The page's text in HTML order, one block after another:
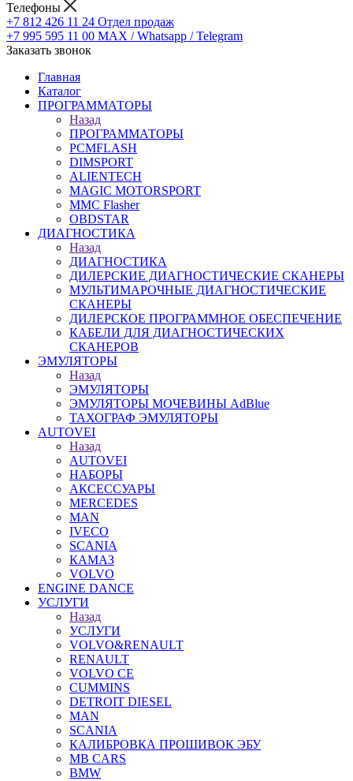
Телефоны
+7 812 426 11 24 Отдел продаж
+7 995 595 11 00 MAX / Whatsapp / Telegram
Заказать звонок
Главная
Каталог
ПРОГРАММАТОРЫ
Назад
ПРОГРАММАТОРЫ
PCMFLASH
DIMSPORT
ALIENTECH
MAGIC MOTORSPORT
MMC Flasher
OBDSTAR
ДИАГНОСТИКА
Назад
ДИАГНОСТИКА
ДИЛЕРСКИЕ ДИАГНОСТИЧЕСКИЕ СКАНЕРЫ
МУЛЬТИМАРОЧНЫЕ ДИАГНОСТИЧЕСКИЕ
СКАНЕРЫ
ДИЛЕРСКОЕ ПРОГРАММНОЕ ОБЕСПЕЧЕНИЕ
КАБЕЛИ ДЛЯ ДИАГНОСТИЧЕСКИХ
СКАНЕРОВ
ЭМУЛЯТОРЫ
Назад
ЭМУЛЯТОРЫ
ЭМУЛЯТОРЫ МОЧЕВИНЫ АdBlue
ТАХОГРАФ ЭМУЛЯТОРЫ
AUTOVEI
Назад
AUTOVEI
НАБОРЫ
АКСЕССУАРЫ
MERCEDES
MAN
IVECO
SCANIA
КАМАЗ
VOLVO
ENGINE DANCE
УСЛУГИ
Назад
УСЛУГИ
VOLVO&RENAULT
RENAULT
VOLVO CE
CUMMINS
DETROIT DIESEL
MAN
SCANIA
КАЛИБРОВКА ПРОШИВОК ЭБУ
MB CARS
BMW